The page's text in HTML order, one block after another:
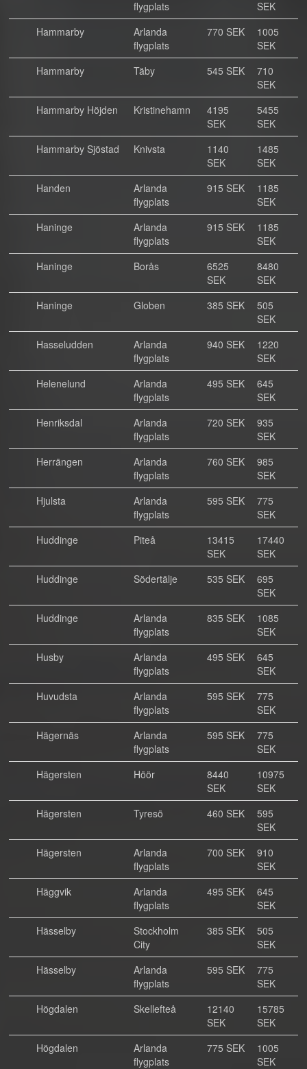
flygplats
SEK
Hammarby
Arlanda
flygplats
770 SEK
1005
SEK
Hammarby
Täby 545 SEK
710
SEK
Hammarby Höjden
Kristinehamn
4195
SEK
5455
SEK
Hammarby Sjöstad
Knivsta
1140
SEK
1485
SEK
Handen
Arlanda
flygplats
915 SEK
1185
SEK
Haninge
Arlanda
flygplats
915 SEK
1185
SEK
Haninge
Borås
6525
SEK
8480
SEK
Haninge
Globen 385 SEK
505
SEK
Hasseludden
Arlanda
flygplats
940 SEK
1220
SEK
Helenelund
Arlanda
flygplats
495 SEK
645
SEK
Henriksdal
Arlanda
flygplats
720 SEK
935
SEK
Herrängen
Arlanda
flygplats
760 SEK
985
SEK
Hjulsta
Arlanda
flygplats
595 SEK
775
SEK
Huddinge
Piteå
13415
SEK
17440
SEK
Huddinge
Södertälje 535 SEK
695
SEK
Huddinge
Arlanda
flygplats
835 SEK
1085
SEK
Husby
Arlanda
flygplats
495 SEK
645
SEK
Huvudsta
Arlanda
flygplats
595 SEK
775
SEK
Hägernäs
Arlanda
flygplats
595 SEK
775
SEK
Hägersten
Höör
8440
SEK
10975
SEK
Hägersten
Tyresö 460 SEK
595
SEK
Hägersten
Arlanda
flygplats
700 SEK
910
SEK
Häggvik
Arlanda
flygplats
495 SEK
645
SEK
Hässelby
Stockholm
City
385 SEK
505
SEK
Hässelby
Arlanda
flygplats
595 SEK
775
SEK
Högdalen
Skellefteå
12140
SEK
15785
SEK
Högdalen
Arlanda
flygplats
775 SEK
1005
SEK